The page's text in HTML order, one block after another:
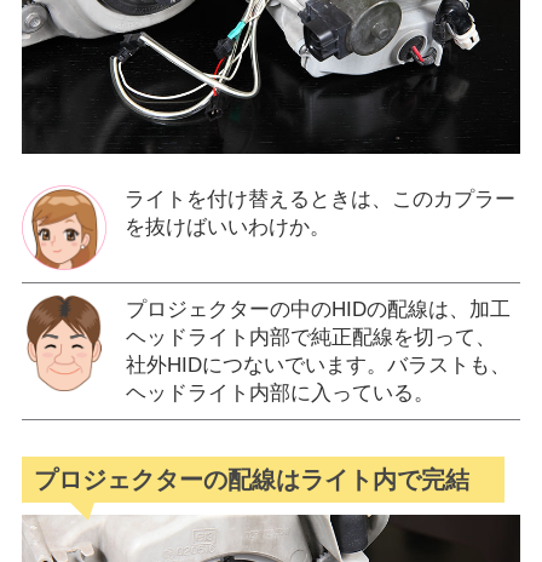
ライトを付け替えるときは、このカプラー
を抜けばいいわけか。
プロジェクターの中のHIDの配線は、加工
ヘッドライト内部で純正配線を切って、
社外HIDにつないでいます。バラストも、
ヘッドライト内部に入っている。
プロジェクターの配線はライト内で完結